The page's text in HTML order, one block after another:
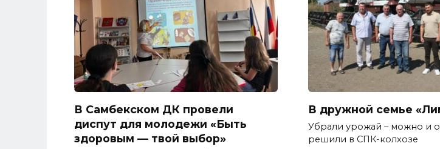
В Самбекском ДК провели
диспут для молодежи «Быть
здоровым — твой выбор»
В дружной семье
Убрали урожай – можно и
решили в СПК-колхозе